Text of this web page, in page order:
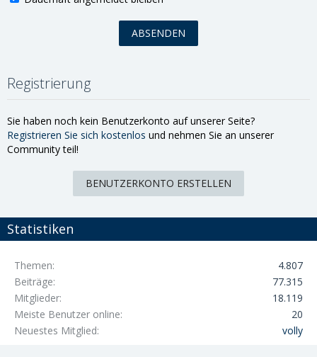
Registrierung
Sie haben noch kein Benutzerkonto auf unserer Seite?
Registrieren Sie sich kostenlos und nehmen Sie an unserer
Community teil!
BENUTZERKONTO ERSTELLEN
Statistiken
Themen
4.807
Beiträge
77.315
Mitglieder
18.119
Meiste Benutzer online
20
Neuestes Mitglied
volly